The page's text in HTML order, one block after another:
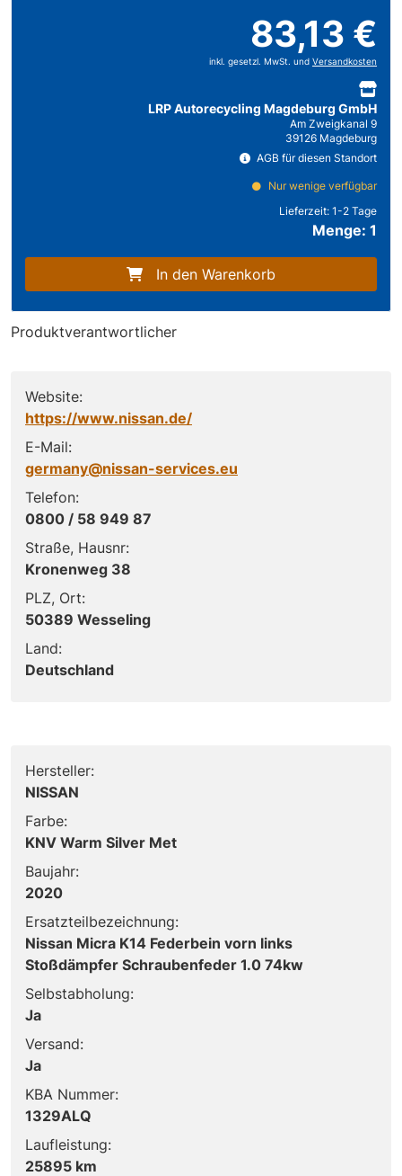
83,13 €
inkl. gesetzl. MwSt. und Versandkosten
LRP Autorecycling Magdeburg GmbH
Am Zweigkanal 9
39126 Magdeburg
AGB für diesen Standort
Nur wenige verfügbar
Lieferzeit: 1-2 Tage
Menge: 1
In den Warenkorb
Produktverantwortlicher
Website:
https://www.nissan.de/
E-Mail:
germany@nissan-services.eu
Telefon:
0800 / 58 949 87
Straße, Hausnr:
Kronenweg 38
PLZ, Ort:
50389 Wesseling
Land:
Deutschland
Hersteller:
NISSAN
Farbe:
KNV Warm Silver Met
Baujahr:
2020
Ersatzteilbezeichnung:
Nissan Micra K14 Federbein vorn links
Stoßdämpfer Schraubenfeder 1.0 74kw
Selbstabholung:
Ja
Versand:
Ja
KBA Nummer:
1329ALQ
Laufleistung:
25895 km